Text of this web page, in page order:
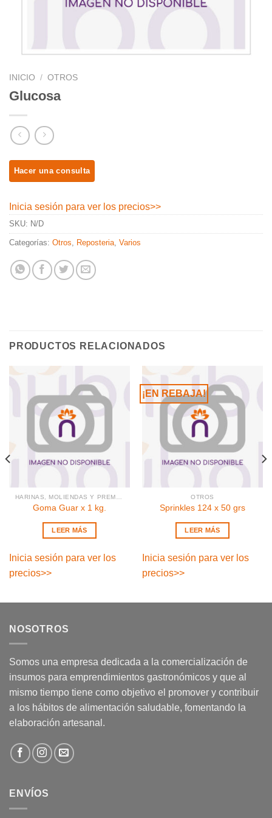
INICIO / OTROS
Glucosa
Inicia sesión para ver los precios>>
SKU: N/D
Categorías: Otros, Reposteria, Varios
PRODUCTOS RELACIONADOS
Goma Guar x 1 kg.
LEER MÁS
Inicia sesión para ver los
precios>>
¡EN REBAJA!
OTROS
Sprinkles 124 x 50 grs
LEER MÁS
Inicia sesión para ver los
precios>>
NOSOTROS
Somos una empresa dedicada a la comercialización de
insumos para emprendimientos gastronómicos y que al
mismo tiempo tiene como objetivo el promover y contribuir
a los hábitos de alimentación saludable, fomentando la
elaboración artesanal.
ENVÍOS